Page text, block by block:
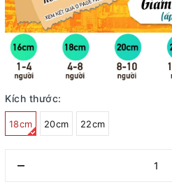
Kích thước:
18cm 20cm 22cm
–